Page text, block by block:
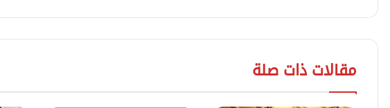
مقالات ذات صلة